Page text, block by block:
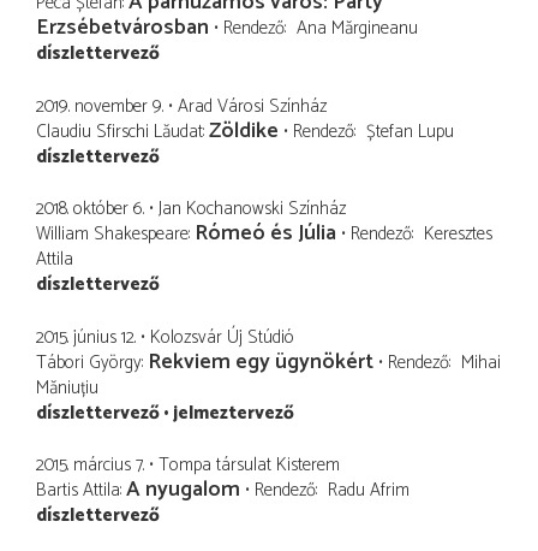
Erzsébetvárosban Rendező Ana Mărgineanu
díszlettervező
2019. november 9. Arad Városi Színház
Claudiu Sfirschi Lăudat Zöldike Rendező Ștefan Lupu
díszlettervező
2018. október 6. Jan Kochanowski Színház
William Shakespeare Rómeó és Júlia Rendező Keresztes
Attila
díszlettervező
2015. június 12. Kolozsvár Új Stúdió
Tábori György Rekviem egy ügynökért Rendező Mihai
Măniuțiu
díszlettervező jelmeztervező
2015. március 7. Tompa társulat Kisterem
Bartis Attila A nyugalom Rendező Radu Afrim
díszlettervező